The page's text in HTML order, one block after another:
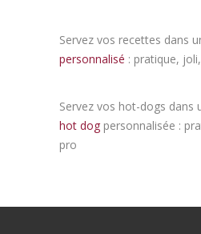
Servez vos recettes dans
personnalisé : pratique,
Servez vos hot-dogs dans
hot dog personnalisée :
pro